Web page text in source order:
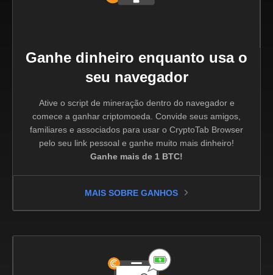
Ganhe dinheiro enquanto usa o
seu navegador
Ative o script de mineração dentro do navegador e
comece a ganhar criptomoeda. Convide seus amigos,
familiares e associados para usar o CryptoTab Browser
pelo seu link pessoal e ganhe muito mais dinheiro!
Ganhe mais de 1 BTC!
MAIS SOBRE GANHOS